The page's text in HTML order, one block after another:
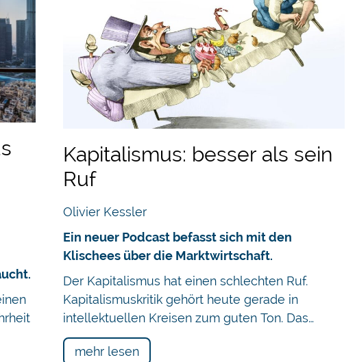
Kapitalismus: besser als sein
Ruf
Olivier Kessler
Ein neuer Podcast befasst sich mit den
Klischees über die Marktwirtschaft.
Der Kapitalismus hat einen schlechten Ruf.
Kapitalismuskritik gehört heute gerade in
intellektuellen Kreisen zum guten Ton. Das…
mehr lesen